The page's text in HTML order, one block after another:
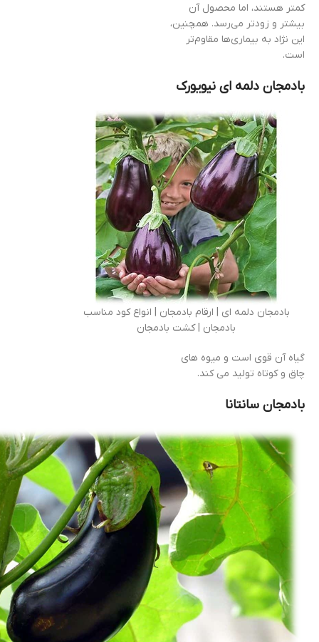
کمتر هستند، اما محصول آن
بیشتر و زودتر می‌رسد. همچنین،
این نژاد به بیماری‌ها مقاوم‌تر
است.
بادمجان دلمه ای نيویورک
بادمجان دلمه ای | ارقام بادمجان | انواع کود مناسب
بادمجان | کشت بادمجان
گیاه آن قوی است و میوه های
چاق و کوتاه تولید می کند.
بادمجان سانتانا